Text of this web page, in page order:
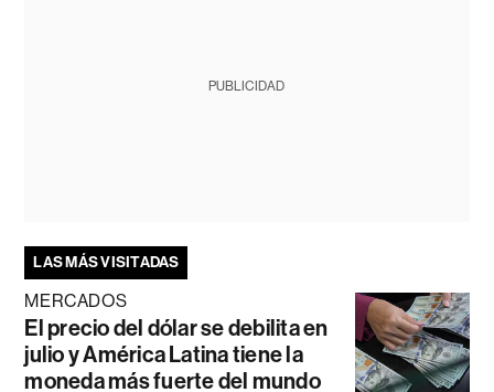
PUBLICIDAD
LAS MÁS VISITADAS
MERCADOS
El precio del dólar se debilita en
julio y América Latina tiene la
moneda más fuerte del mundo